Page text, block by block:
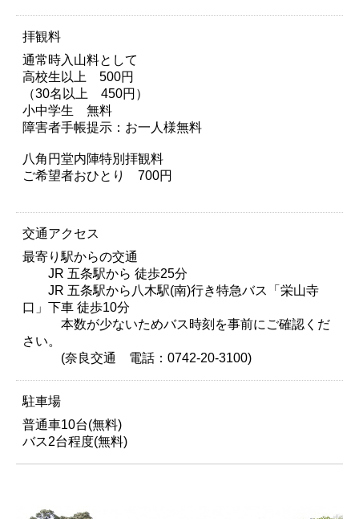
拝観料
通常時入山料として
高校生以上 500円
（30名以上 450円）
小中学生 無料
障害者手帳提示：お一人様無料
八角円堂内陣特別拝観料
ご希望者おひとり 700円
交通アクセス
最寄り駅からの交通
JR 五条駅から 徒歩25分
JR 五条駅から八木駅(南)行き特急バス「栄山寺
口」下車 徒歩10分
本数が少ないためバス時刻を事前にご確認くだ
さい。
(奈良交通 電話：0742-20-3100)
駐車場
普通車10台(無料)
バス2台程度(無料)